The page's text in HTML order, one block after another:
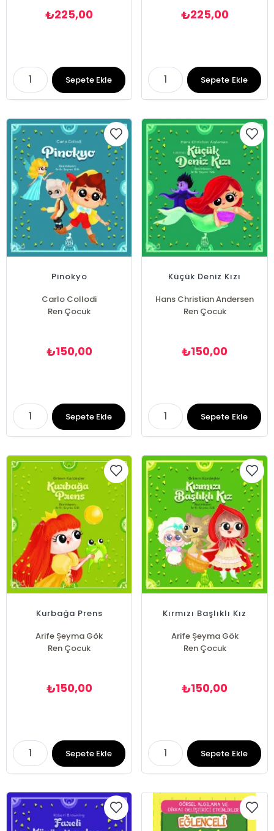
₺225,00
Sepete Ekle
₺225,00
Sepete Ekle
Pinokyo
Carlo Collodi
Ren Çocuk
₺150,00
Sepete Ekle
Küçük Deniz Kızı
Hans Christian Andersen
Ren Çocuk
₺150,00
Sepete Ekle
Kurbağa Prens
Arife Şeyma Gök
Ren Çocuk
₺150,00
Sepete Ekle
Kırmızı Başlıklı Kız
Arife Şeyma Gök
Ren Çocuk
₺150,00
Sepete Ekle